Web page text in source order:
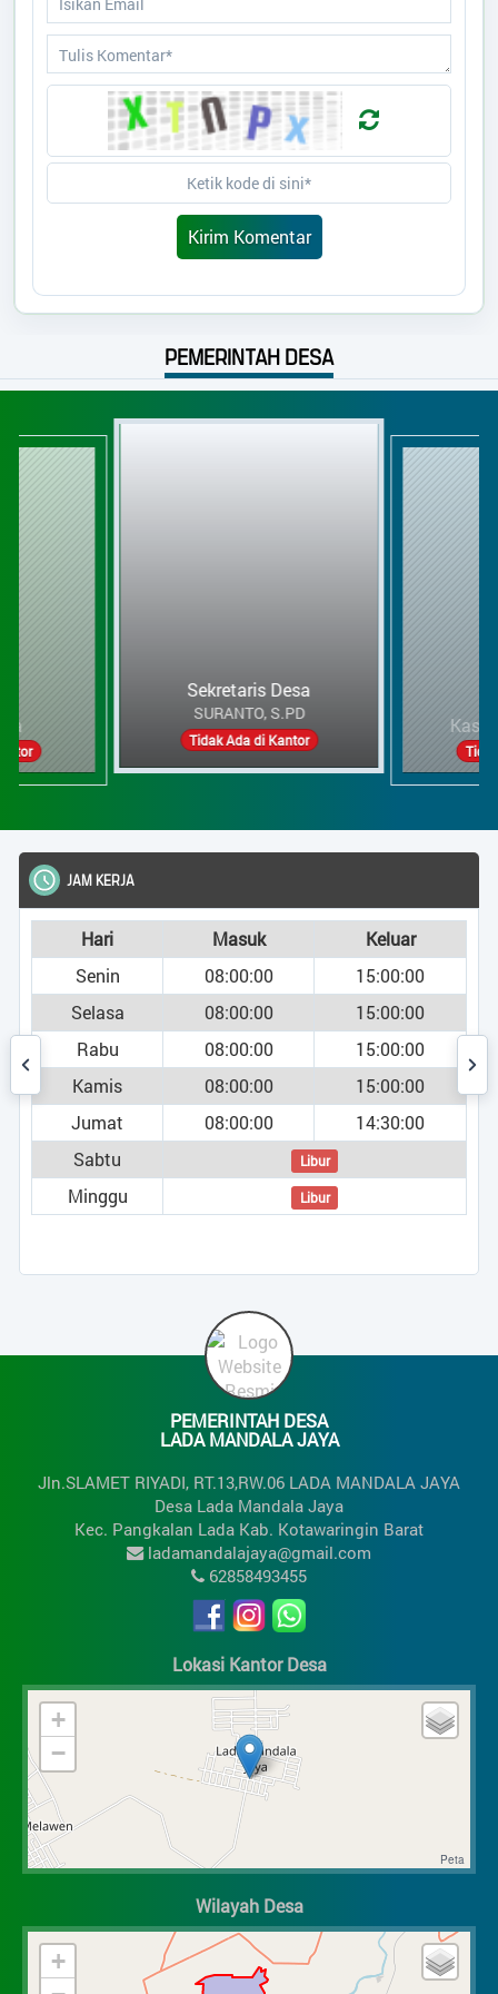
PEMERINTAH DESA
Sekretaris Desa
Tidak Ada di Kantor
Tidak
JAM KERJA
Hari Masuk
Keluar
Senin
08:00:00
15:00:00
Selasa
08:00:00
15:00:00
Rabu
08:00:00
15:00:00
Kamis
08:00:00
15:00:00
Jumat
08:00:00
14:30:00
Sabtu
Libur
Minggu Libur
PEMERINTAH DESA
LADA MANDALA JAYA
Jln.SLAMET RIYADI, RT.13,RW.06 LADA MANDALA JAYA
Desa Lada Mandala Jaya
Kec. Pangkalan Lada Kab. Kotawaringin Barat
ladamandalajaya@gmail.com
62858493455
Lokasi Kantor Desa
+
−
Wilayah Desa
+